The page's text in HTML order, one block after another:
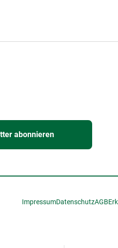
abonnieren
ImpressumDatenschutzAGB